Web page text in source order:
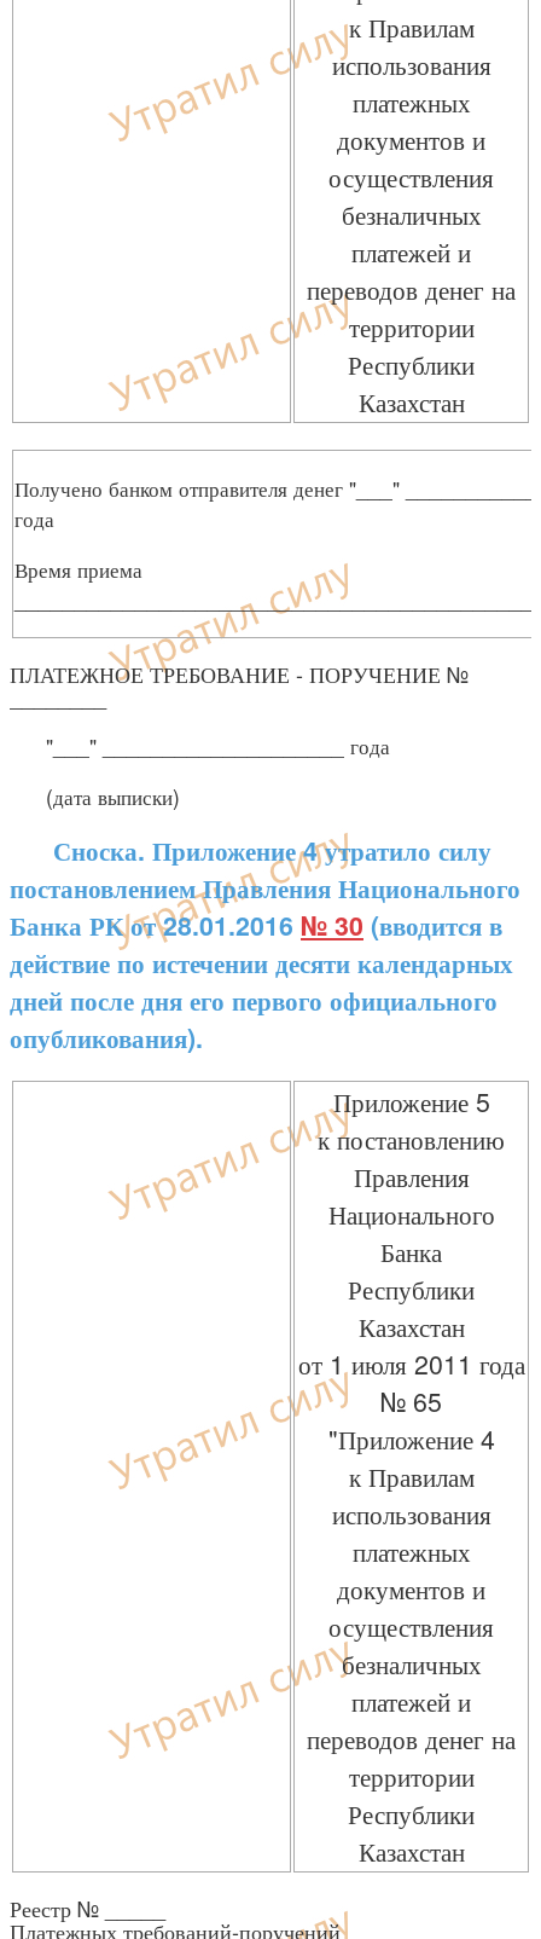
к Правилам
использования
платежных
документов и
осуществления
безналичных
платежей и
переводов денег на
территории
Республики
Казахстан
Получено банком отправителя денег "___"
года
Время приема
ПЛАТЕЖНОЕ ТРЕБОВАНИЕ - ПОРУЧЕНИЕ №
"___" ____________________ года
(дата выписки)
Сноска. Приложение 4 утратило силу
постановлением Правления Национального
Банка РК от 28.01.2016 № 30 (вводится в
действие по истечении десяти календарных
дней после дня его первого официального
опубликования).
Приложение 5
к постановлению
Правления
Национального
Банка
Республики
Казахстан
от 1 июля 2011 года
№ 65
"Приложение 4
к Правилам
использования
платежных
документов и
осуществления
безналичных
платежей и
переводов денег на
территории
Республики
Казахстан
Реестр № _____
Платежных требований-поручений